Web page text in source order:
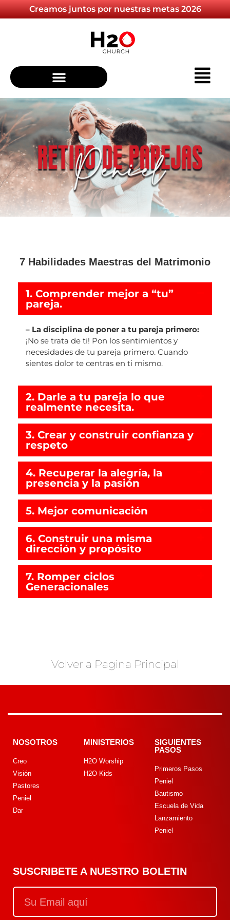
Creamos juntos por nuestras metas 2026
7 Habilidades Maestras del Matrimonio
1. Comprender mejor a “tu”
pareja.
– La disciplina de poner a tu pareja primero:
¡No se trata de ti! Pon los sentimientos y
necesidades de tu pareja primero. Cuando
sientes dolor te centras en ti mismo.
2. Darle a tu pareja lo que
realmente necesita.
3. Crear y construir confianza y
respeto
4. Recuperar la alegría, la
presencia y la pasión
5. Mejor comunicación
6. Construir una misma
dirección y propósito
7. Romper ciclos
Generacionales
Volver a Pagina Principal
NOSOTROS
Creo
Visión
Pastores
Peniel
Dar
MINISTERIOS
H2O Worship
H2O Kids
SIGUIENTES
PASOS
Primeros Pasos
Peniel
Bautismo
Escuela de Vida
Lanzamiento
Peniel
SUSCRIBETE A NUESTRO BOLETIN